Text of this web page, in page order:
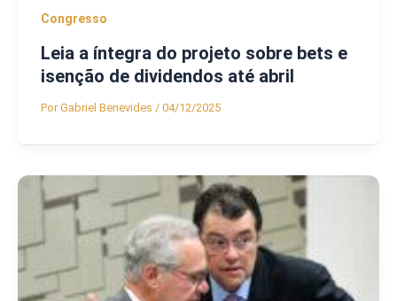
Congresso
Leia a íntegra do projeto sobre bets e
isenção de dividendos até abril
PorGabriel Benevides / 04/12/2025